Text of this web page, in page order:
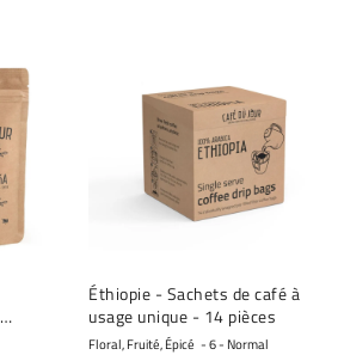
Éthiopie - Sachets de café à
usage unique - 14 pièces
Floral, Fruité, Épicé 6 - Normal